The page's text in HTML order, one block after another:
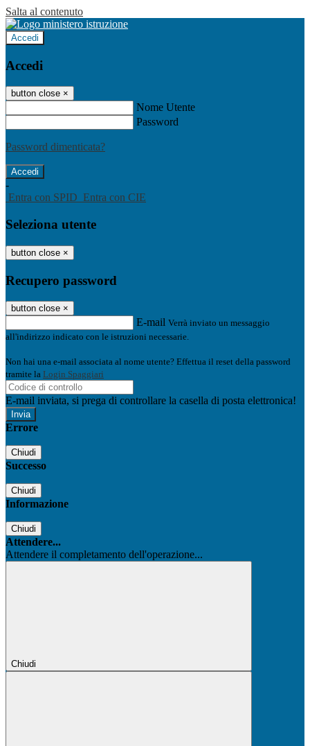
Salta al contenuto
Accedi
Accedi
button close ×
Nome Utente
Password
Password dimenticata?
-
Entra con SPID Entra con CIE
Seleziona utente
button close ×
Recupero password
button close ×
E-mail Verrà inviato un messaggio
all'indirizzo indicato con le istruzioni necessarie.
Non hai una e-mail associata al nome utente? Effettua il reset della password
tramite la Login Spaggiari
E-mail inviata, si prega di controllare la casella di posta elettronica!
Errore
Chiudi
Successo
Chiudi
Informazione
Chiudi
Attendere...
Attendere il completamento dell'operazione...
Chiudi